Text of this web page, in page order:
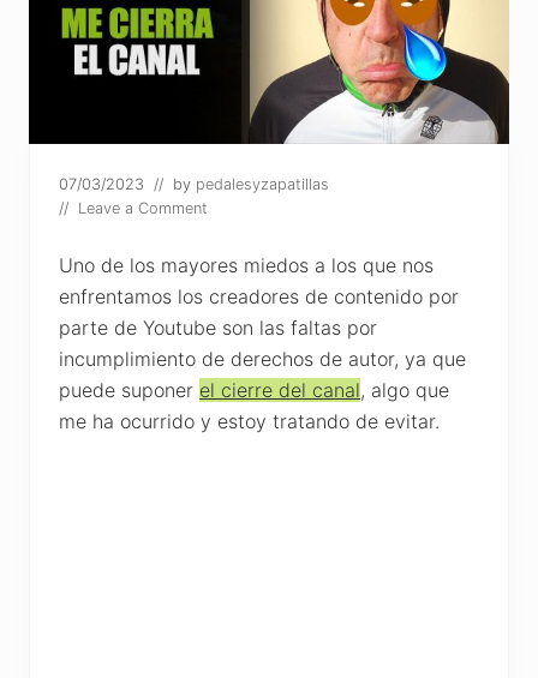
07/03/2023 // by pedalesyzapatillas
// Leave a Comment
Uno de los mayores miedos a los que nos
enfrentamos los creadores de contenido por
parte de Youtube son las faltas por
incumplimiento de derechos de autor, ya que
puede suponer el cierre del canal, algo que
me ha ocurrido y estoy tratando de evitar.